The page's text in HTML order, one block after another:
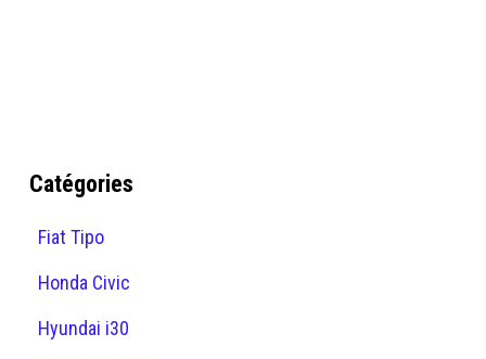
Catégories
Fiat Tipo
Honda Civic
Hyundai i30